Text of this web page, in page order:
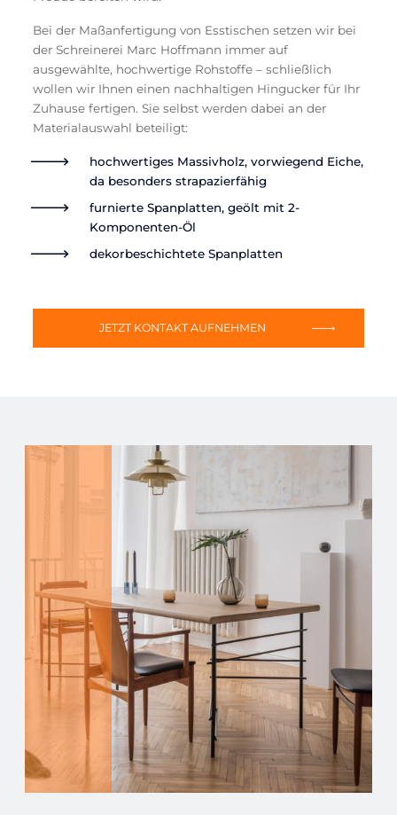
Bei der Maßanfertigung von Esstischen setzen wir bei
der Schreinerei Marc Hoffmann immer auf
ausgewählte, hochwertige Rohstoffe – schließlich
wollen wir Ihnen einen nachhaltigen Hingucker für Ihr
Zuhause fertigen. Sie selbst werden dabei an der
Materialauswahl beteiligt:
hochwertiges Massivholz, vorwiegend Eiche,
da besonders strapazierfähig
furnierte Spanplatten, geölt mit 2-
Komponenten-Öl
dekorbeschichtete Spanplatten
JETZT KONTAKT AUFNEHMEN